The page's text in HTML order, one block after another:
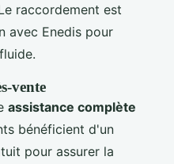
raccordement est
avec Enedis pour
vente
assistance complète
bénéficient d'un
pour assurer la